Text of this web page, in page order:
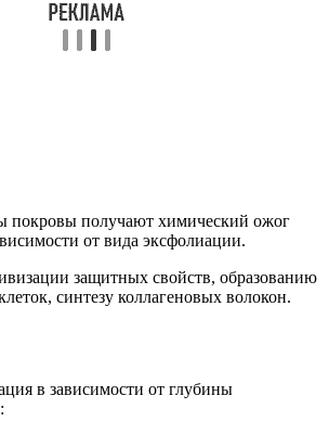
покровы получают химический ожог
от вида эксфолиации.
защитных свойств, образованию
синтезу коллагеновых волокон.
в зависимости от глубины